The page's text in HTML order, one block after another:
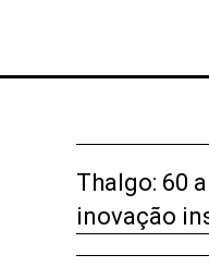
Thalgo: 60
inovação